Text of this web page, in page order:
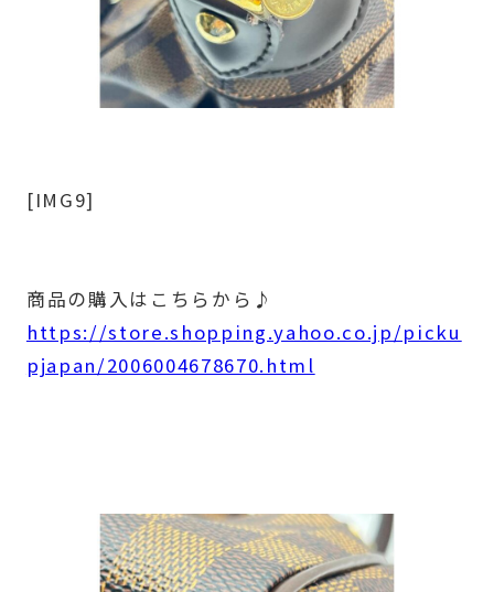
[IMG9]
商品の購入はこちらから♪
https://store.shopping.yahoo.co.jp/picku
pjapan/2006004678670.html